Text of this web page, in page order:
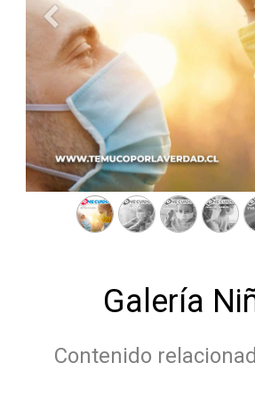
Anterior
Galería
Contenido